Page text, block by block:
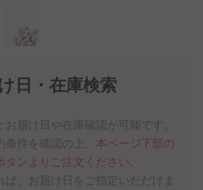
日・在庫検索
届け日や在庫確認が可能です。
件を確認の上、 本ページ下部の
タンよりご注文ください。
、お届け日をご指定いただけま